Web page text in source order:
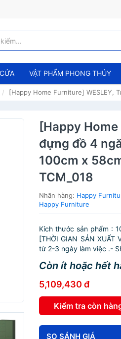
VẬT PHẨM PHONG THỦY
[Happy Home Furniture] WESLEY,
[Happy
đựng đồ 4
100cm x
TCM_018
Nhãn hàng: Happy
Happy Furniture
Kích thước sản phẩm :
[THỜI GIAN SẢN XUẤT
từ 2-3 ngày làm việc .-
Còn ít hoặc hết
5,109,430 đ
Kiểm tra còn
SO SÁNH GIÁ